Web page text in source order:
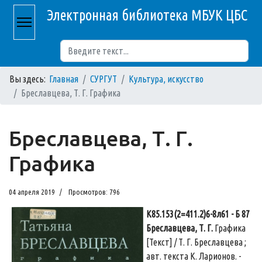
Электронная библиотека МБУК ЦБС
Вы здесь: Главная СУРГУТ
Культура, искусство
Бреславцева, Т. Г. Графика
Бреславцева, Т. Г.
Графика
04 апреля 2019 Просмотров: 796
К85.153(2=411.2)6-8л61 - Б 87
Бреславцева, Т. Г. Графика
[Текст] / Т. Г. Бреславцева ;
авт. текста К. Ларионов. -